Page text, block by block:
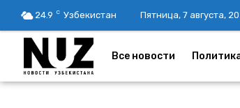
24.9 C Узбекистан Пятница, 7 августа,
Все новости